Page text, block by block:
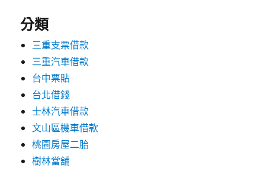
分類
三重支票借款
三重汽車借款
台中票貼
台北借錢
士林汽車借款
文山區機車借款
桃園房屋二胎
樹林當舖